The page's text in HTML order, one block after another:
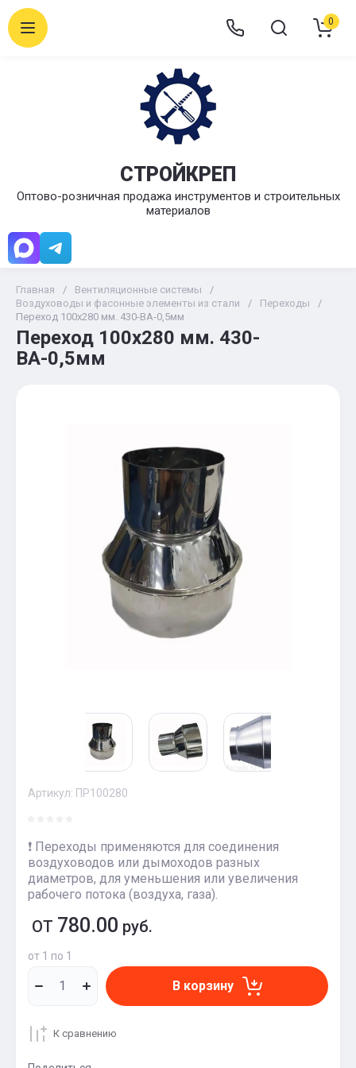
СТРОЙКРЕП
Оптово-розничная продажа инструментов и строительных
материалов
0
Главная / Вентиляционные системы
/
Воздуховоды и фасонные элементы из стали
/ Переходы
/
Переход 100х280 мм. 430-ВА-0,5мм
Переход 100х280 мм. 430-
ВА-0,5мм
Артикул: ПР100280
❗️ Переходы применяются для соединения
воздуховодов или дымоходов разных
диаметров, для уменьшения или увеличения
рабочего потока (воздуха, газа).
ОТ 780.00 руб.
от 1 по 1
В корзину
К сравнению